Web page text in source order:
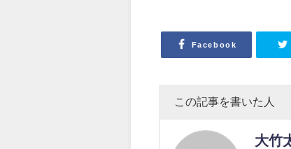
Facebook
この記事を書いた人
大竹